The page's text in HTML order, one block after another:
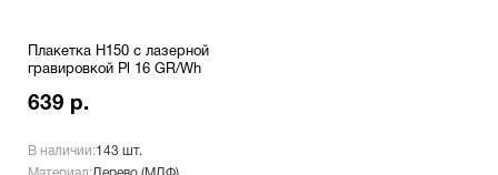
Плакетка H150 с лазерной
гравировкой Pl 16 GR/Wh
639 р.
В наличии:143 шт.